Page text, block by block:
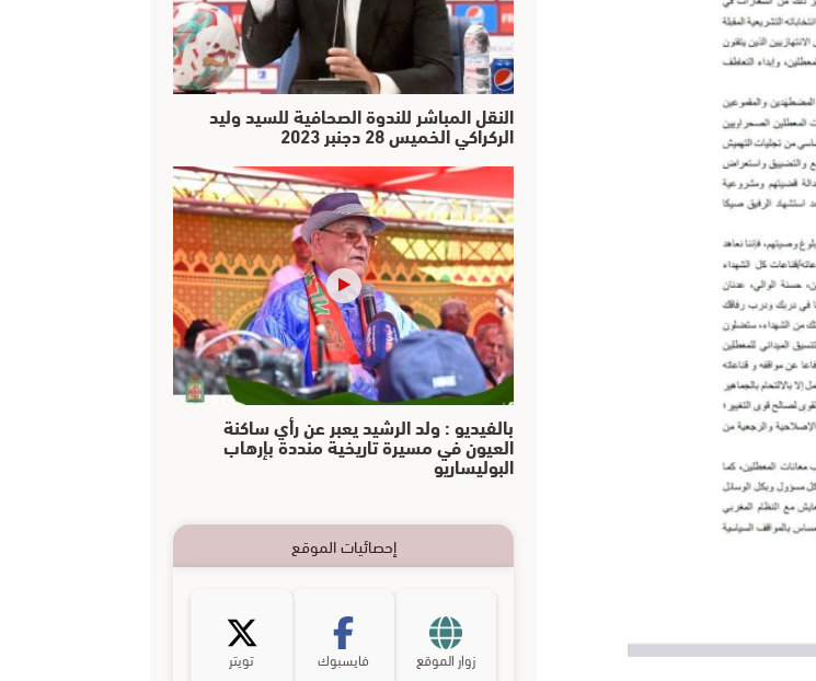
النقل المباشر للندوة الصحافية للسيد وليد
الركراكي الخميس 28 دجنبر 2023
بالفيديو : ولد الرشيد يعبر عن رأي ساكنة
العيون في مسيرة تاريخية منددة بإرهاب
البوليساريو
إحصائيات الموقع
زوار الموقع فايسبوك تويتر